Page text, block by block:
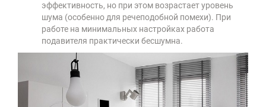
эффективность, но при этом возрастает уровень
шума (особенно для речеподобной помехи). При
работе на минимальных настройках работа
подавителя практически бесшумна.